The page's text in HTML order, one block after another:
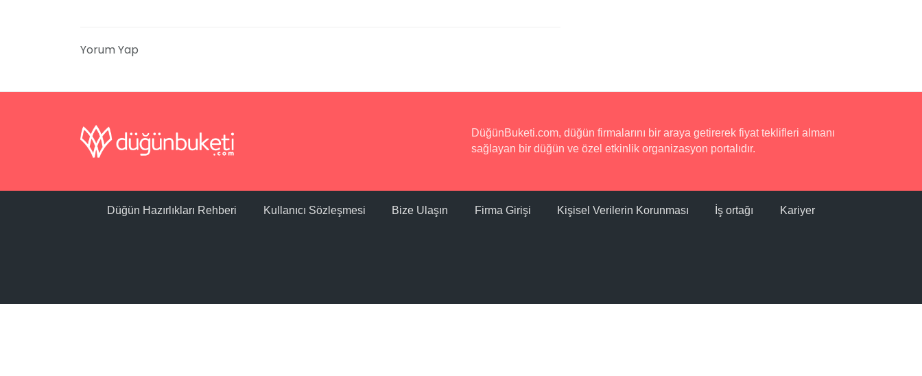
Yorum Yap
DüğünBuketi.com, düğün firmalarını bir araya getirerek fiyat teklifleri almanı
sağlayan bir düğün ve özel etkinlik organizasyon portalıdır.
Düğün Hazırlıkları Rehberi Kullanıcı Sözleşmesi Bize Ulaşın Firma Girişi Kişisel Verilerin Korunması İş ortağı Kariyer